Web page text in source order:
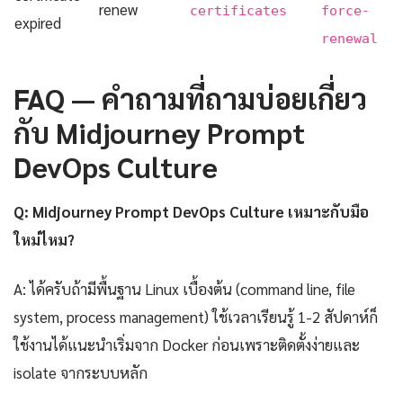
expired
renew certificates
force-
renewal
FAQ — คำถามที่ถามบ่อยเกี่ยว
กับ Midjourney Prompt
DevOps Culture
Q: Midjourney Prompt DevOps Culture เหมาะกับมือ
ใหม่ไหม?
A: ได้ครับถ้ามีพื้นฐาน Linux เบื้องต้น (command line, file
system, process management) ใช้เวลาเรียนรู้ 1-2 สัปดาห์ก็
ใช้งานได้แนะนำเริ่มจาก Docker ก่อนเพราะติดตั้งง่ายและ
isolate จากระบบหลัก